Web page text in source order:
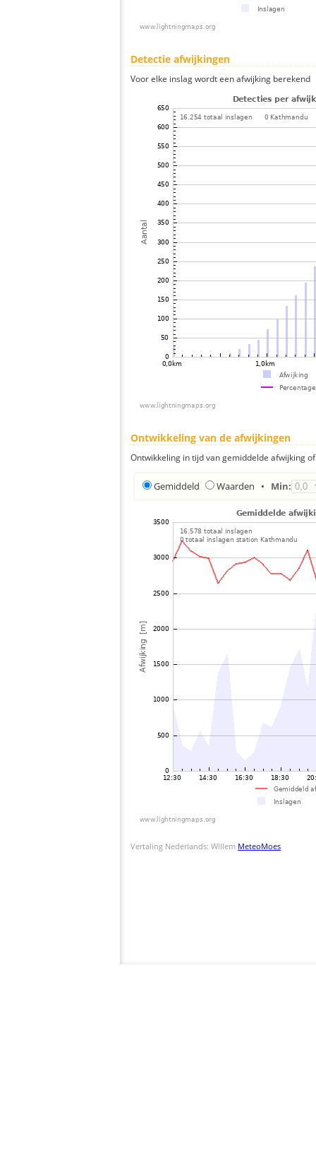
Detectie afwijkingen
Voor elke inslag wordt een afwijking berekend
Ontwikkeling van de afwijkingen
Ontwikkeling in tijd van gemiddelde afwijking
Gemiddeld Waarden • Min:
Vertaling Nederlands: Willem MeteoMoes